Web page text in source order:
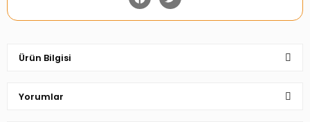
Ürün Bilgisi
Yorumlar